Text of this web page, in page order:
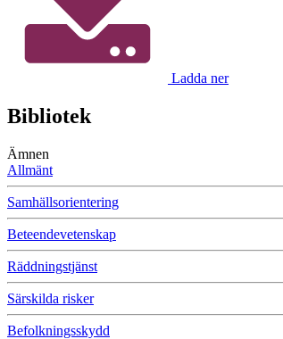
Ladda ner
Bibliotek
Ämnen
Allmänt
Samhällsorientering
Beteendevetenskap
Räddningstjänst
Särskilda risker
Befolkningsskydd